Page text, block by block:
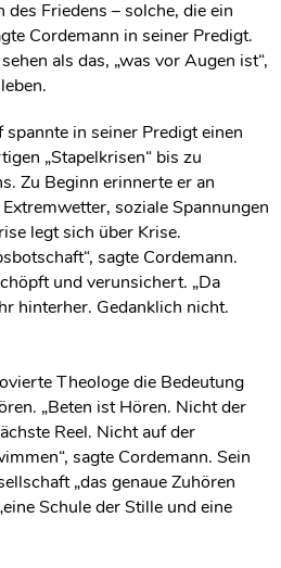
Friedens – solche, die ein
Cordemann in seiner Predigt.
als das, „was vor Augen ist“,
in seiner Predigt einen
„Stapelkrisen“ bis zu
Zu Beginn erinnerte er an
soziale Spannungen
legt sich über Krise.
sagte Cordemann.
und verunsichert. „Da
hinterher. Gedanklich nicht.
Theologe die Bedeutung
„Beten ist Hören. Nicht der
Reel. Nicht auf der
sagte Cordemann. Sein
„das genaue Zuhören
Schule der Stille und eine